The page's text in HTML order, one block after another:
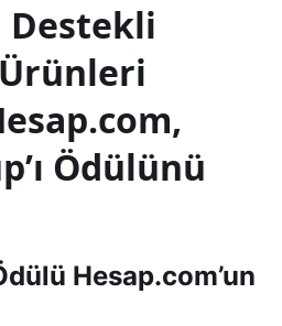
Destekli
Ürünleri
Ödülünü
Hesap.com’un